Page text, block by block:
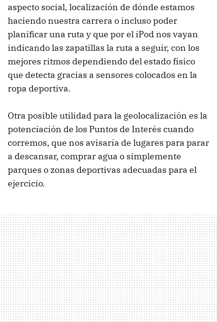
aspecto social, localización de dónde estamos
haciendo nuestra carrera o incluso poder
planificar una ruta y que por el iPod nos vayan
indicando las zapatillas la ruta a seguir, con los
mejores ritmos dependiendo del estado físico
que detecta gracias a sensores colocados en la
ropa deportiva.
Otra posible utilidad para la geolocalización es la
potenciación de los Puntos de Interés cuando
corremos, que nos avisaría de lugares para parar
a descansar, comprar agua o simplemente
parques o zonas deportivas adecuadas para el
ejercicio.